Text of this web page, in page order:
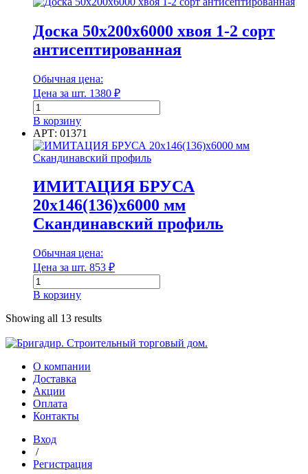
Наличие перфорации
Наличие перфорации
Нижняя часть
Нижняя часть
Общая ширина в развороте
Общая ширина в развороте
Основной материал
Основной материал
Площадь (м²)
Площадь (м²)
хвоя
1-
2
сорт
антисептированная
Доска 50х200х6000 хвоя 1-2 сорт
антисептированная
Обычная цена:
Цена за шт. 1380 ₽
Количество
товара
Доска
50х200х6000
хвоя
2
сорт
антисептированная
В корзину
АРТ: 01371
ИМИТАЦИЯ БРУСА
20х146(136)х6000 мм
Скандинавский профиль
Обычная цена:
Цена за шт. 853 ₽
Количество
товара
ИМИТАЦИЯ
БРУСА
мм
профиль
В корзину
Showing all 13 results
О компании
Доставка
Акции
Оплата
Контакты
Вход
/
Регистрация